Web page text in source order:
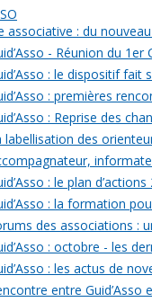
associative : du nouveau
- Réunion du
: le dispositif fait
: premières
: Reprise des
labellisation des
: le plan
: la formation
des associations :
: octobre - les
: les actus de
entre